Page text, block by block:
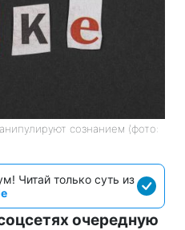
сознанием (фото:
Читай только суть из
очередную